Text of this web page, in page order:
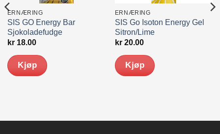
ERNÆRING
SIS GO Energy Bar
Sjokoladefudge
kr18.00
Kjøp
ERNÆRING
SIS Go Isoton Energy Gel
Sitron/Lime
kr20.00
Kjøp